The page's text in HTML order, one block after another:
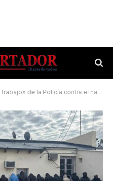
de la Policía contra el narcomenudeo